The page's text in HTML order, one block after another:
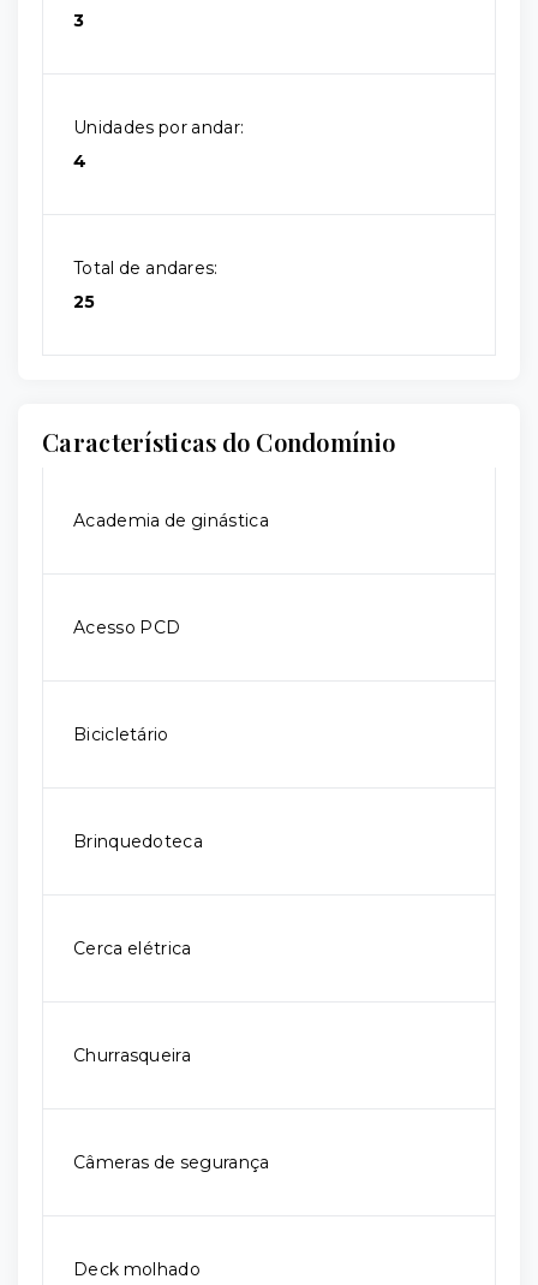
3
Unidades por andar:
4
Total de andares:
25
Características do Condomínio
Academia de ginástica
Acesso PCD
Bicicletário
Brinquedoteca
Cerca elétrica
Churrasqueira
Câmeras de segurança
Deck molhado